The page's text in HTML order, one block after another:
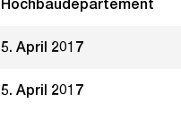
Hochbaudepartement
5. April 2017
5. April 2017